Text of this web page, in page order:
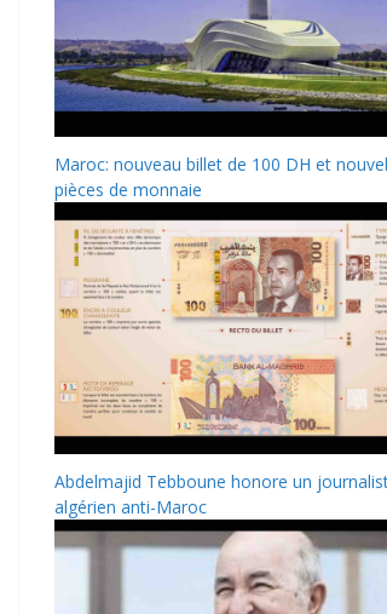
Maroc: nouveau billet de 100 DH et
pièces de monnaie
Abdelmajid Tebboune honore un
algérien anti-Maroc